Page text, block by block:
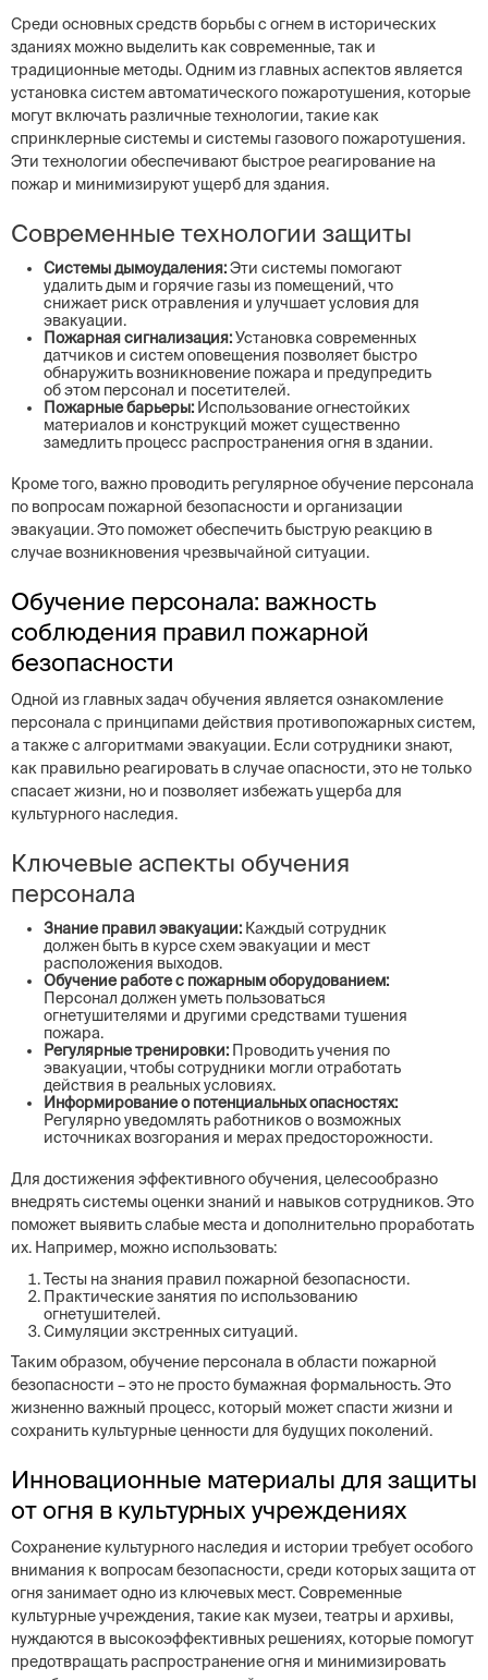
Среди основных средств борьбы с огнем в исторических
зданиях можно выделить как современные, так и
традиционные методы. Одним из главных аспектов является
установка систем автоматического пожаротушения, которые
могут включать различные технологии, такие как
спринклерные системы и системы газового пожаротушения.
Эти технологии обеспечивают быстрое реагирование на
пожар и минимизируют ущерб для здания.
Современные технологии защиты
Системы дымоудаления:Эти системы помогают
удалить дым и горячие газы из помещений, что
снижает риск отравления и улучшает условия для
эвакуации.
Пожарная сигнализация:Установка современных
датчиков и систем оповещения позволяет быстро
обнаружить возникновение пожара и предупредить
об этом персонал и посетителей.
Пожарные барьеры: Использование огнестойких
материалов и конструкций может существенно
замедлить процесс распространения огня в здании.
Кроме того, важно проводить регулярное обучение персонала
по вопросам пожарной безопасности и организации
эвакуации. Это поможет обеспечить быструю реакцию в
случае возникновения чрезвычайной ситуации.
Обучение персонала: важность
соблюдения правил пожарной
безопасности
Одной из главных задач обучения является ознакомление
персонала с принципами действия противопожарных систем,
а также с алгоритмами эвакуации. Если сотрудники знают,
как правильно реагировать в случае опасности, это не только
спасает жизни, но и позволяет избежать ущерба для
культурного наследия.
Ключевые аспекты обучения
персонала
Знание правил эвакуации: Каждый сотрудник
должен быть в курсе схем эвакуации и мест
расположения выходов.
Обучение работе с пожарным оборудованием:
Персонал должен уметь пользоваться
огнетушителями и другими средствами тушения
пожара.
Регулярные тренировки: Проводить учения по
эвакуации, чтобы сотрудники могли отработать
действия в реальных условиях.
Информирование о потенциальных опасностях:
Регулярно уведомлять работников о возможных
источниках возгорания и мерах предосторожности.
Для достижения эффективного обучения, целесообразно
внедрять системы оценки знаний и навыков сотрудников. Это
поможет выявить слабые места и дополнительно проработать
их. Например, можно использовать:
Тесты на знания правил пожарной безопасности.
Практические занятия по использованию
огнетушителей.
Симуляции экстренных ситуаций.
Таким образом, обучение персонала в области пожарной
безопасности – это не просто бумажная формальность. Это
жизненно важный процесс, который может спасти жизни и
сохранить культурные ценности для будущих поколений.
Инновационные материалы для защиты
от огня в культурных учреждениях
Сохранение культурного наследия и истории требует особого
внимания к вопросам безопасности, среди которых защита от
огня занимает одно из ключевых мест. Современные
культурные учреждения, такие как музеи, театры и архивы,
нуждаются в высокоэффективных решениях, которые помогут
предотвращать распространение огня и минимизировать